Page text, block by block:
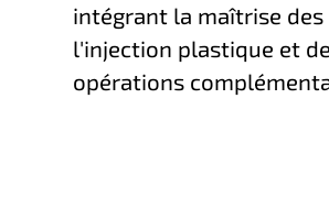
intégrant la maîtrise des
l'injection plastique et
opérations